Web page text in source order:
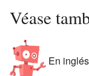
Véase
En